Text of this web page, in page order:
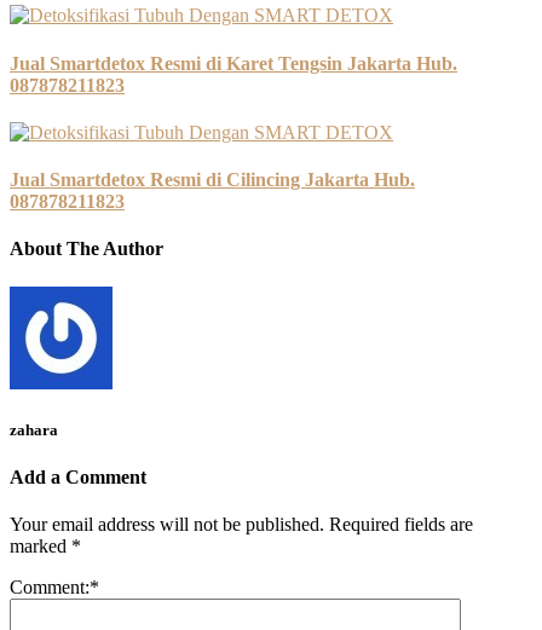
Jual Smartdetox Resmi di Karet Tengsin Jakarta Hub.
087878211823
Jual Smartdetox Resmi di Cilincing Jakarta Hub.
087878211823
About The Author
zahara
Add a Comment
Your email address will not be published. Required fields are
marked *
Comment:*